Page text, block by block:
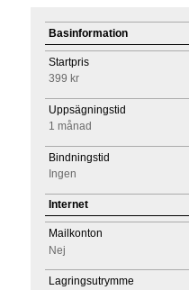
Basinformation
Startpris
399 kr
Uppsägningstid
1 månad
Bindningstid
Ingen
Internet
Mailkonton
Nej
Lagringsutrymme